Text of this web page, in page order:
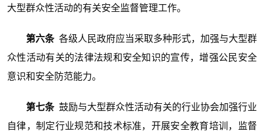
大型群众性活动的有关安全监督管理工作。
第六条各级人民政府应当采取多种形式，加强与大型群
众性活动有关的法律法规和安全知识的宣传，增强公民安全
意识和安全防范能力。
第七条鼓励与大型群众性活动有关的行业协会加强行业
自律，制定行业规范和技术标准，开展安全教育培训，监督